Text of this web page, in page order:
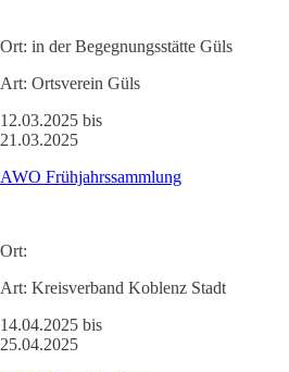
Ort: in der Begegnungsstätte Güls
Art: Ortsverein Güls
12.03.2025 bis
21.03.2025
AWO Frühjahrssammlung
Ort:
Art: Kreisverband Koblenz Stadt
14.04.2025 bis
25.04.2025